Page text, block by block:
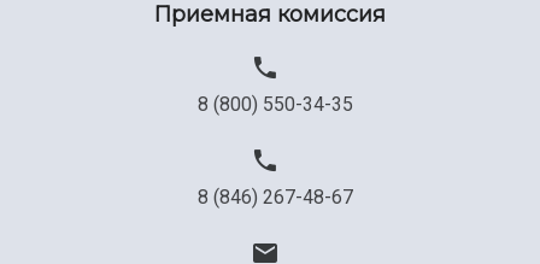
Приемная комиссия
8 (800) 550-34-35
8 (846) 267-48-67